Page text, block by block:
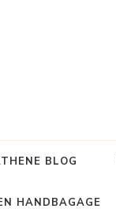
BLOG
HANDBAGAGE